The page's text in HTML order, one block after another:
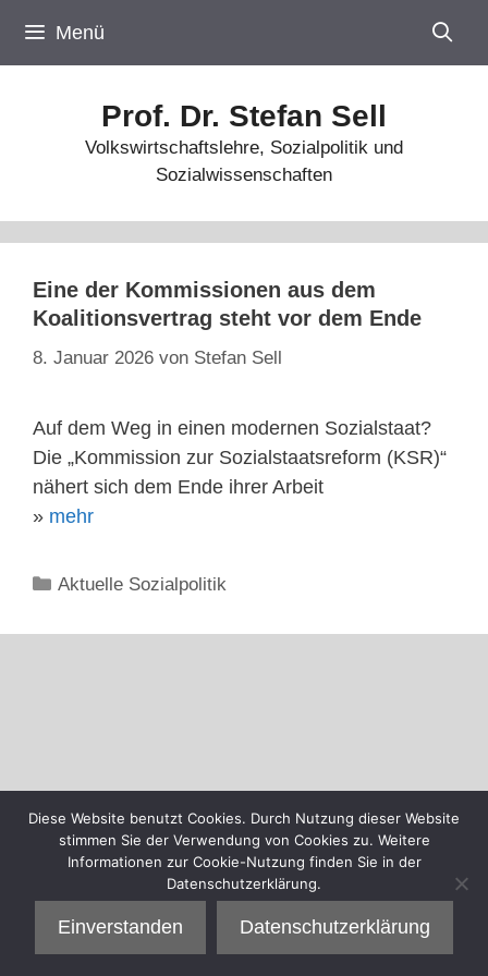
Inhalt
springen
Menü
Prof. Dr. Stefan Sell
Volkswirtschaftslehre, Sozialpolitik und
Sozialwissenschaften
Eine der Kommissionen aus dem
Koalitionsvertrag steht vor dem Ende
8. Januar 2026 von Stefan Sell
Auf dem Weg in einen modernen Sozialstaat?
Die „Kommission zur Sozialstaatsreform (KSR)“
nähert sich dem Ende ihrer Arbeit
» mehr
Kategorien
Aktuelle Sozialpolitik
Diese Website benutzt Cookies. Durch Nutzung dieser Website
stimmen Sie der Verwendung von Cookies zu. Weitere
Informationen zur Cookie-Nutzung finden Sie in der
Datenschutzerklärung.
Einverstanden Datenschutzerklärung